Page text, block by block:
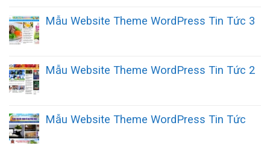
Mẫu Website Theme WordPress Tin Tức 3
Mẫu Website Theme WordPress Tin Tức 2
Mẫu Website Theme WordPress Tin Tức